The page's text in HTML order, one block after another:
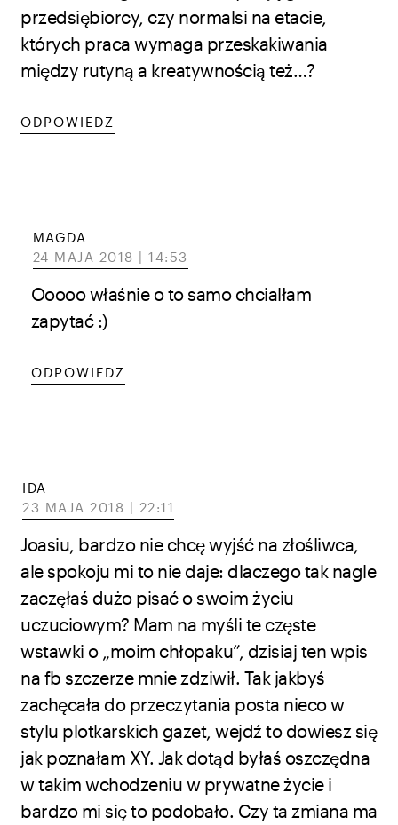
przedsiębiorcy, czy normalsi na etacie,
których praca wymaga przeskakiwania
między rutyną a kreatywnością też…?
ODPOWIEDZ
MAGDA
24 MAJA 2018 | 14:53
Ooooo właśnie o to samo chcialłam
zapytać :)
ODPOWIEDZ
IDA
23 MAJA 2018 | 22:11
Joasiu, bardzo nie chcę wyjść na złośliwca,
ale spokoju mi to nie daje: dlaczego tak nagle
zaczęłaś dużo pisać o swoim życiu
uczuciowym? Mam na myśli te częste
wstawki o „moim chłopaku”, dzisiaj ten wpis
na fb szczerze mnie zdziwił. Tak jakbyś
zachęcała do przeczytania posta nieco w
stylu plotkarskich gazet, wejdź to dowiesz się
jak poznałam XY. Jak dotąd byłaś oszczędna
w takim wchodzeniu w prywatne życie i
bardzo mi się to podobało. Czy ta zmiana ma